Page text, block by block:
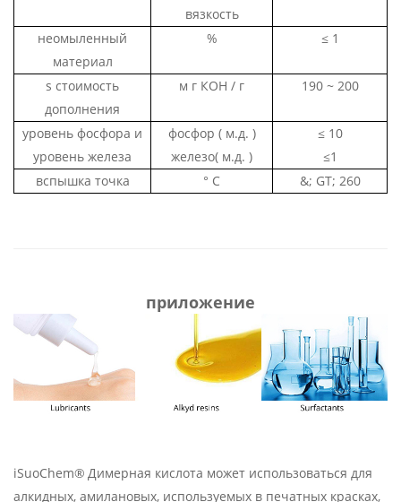
вязкость
неомыленный
материал
% ≤1
s стоимость
дополнения
м г КОН / г 190 ~ 200
уровень фосфора и
уровень железа
фосфор (м.д. )
железо( м.д. )
≤10
≤1
вспышка точка ° C &; GT; 260
приложение
iSuoChem® Димерная кислота может использоваться для
алкидных, амилановых, используемых в печатных красках,